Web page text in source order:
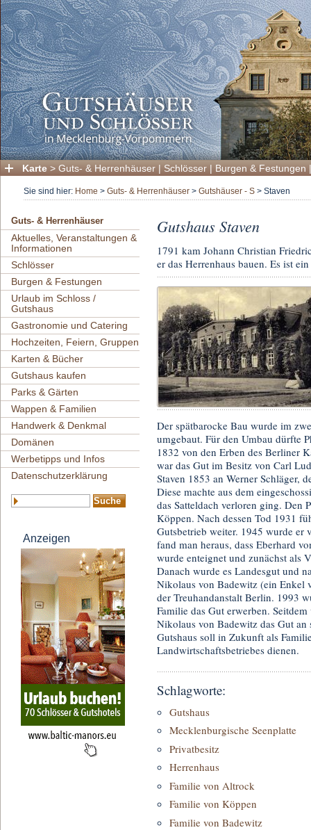
Karte > Guts- & Herrenhäuser | Schlösser | Burgen & Festungen
Sie sind hier: Home > Guts- & Herrenhäuser > Gutshäuser - S > Staven
Guts- & Herrenhäuser
Aktuelles, Veranstaltungen &
Informationen
Schlösser
Burgen & Festungen
Urlaub im Schloss /
Gutshaus
Gastronomie und Catering
Hochzeiten, Feiern, Gruppen
Karten & Bücher
Gutshaus kaufen
Parks & Gärten
Wappen & Familien
Handwerk & Denkmal
Domänen
Werbetipps und Infos
Datenschutzerklärung
Anzeigen
Gutshaus Staven
1791 kam Johann Christian
er das Herrenhaus bauen. Es ist
Der spätbarocke Bau wurde im
umgebaut. Für den Umbau dürfte
1832 von den Erben des Berliner
war das Gut im Besitz von Carl
Staven 1853 an Werner Schläger,
Diese machte aus dem
das Satteldach verloren ging. Den
Köppen. Nach dessen Tod 1931
Gutsbetrieb weiter. 1945 wurde er
fand man heraus, dass Eberhard
wurde enteignet und zunächst als
Danach wurde es Landesgut und
Nikolaus von Badewitz (ein Enkel
der Treuhandanstalt Berlin. 1993
Familie das Gut erwerben.
Nikolaus von Badewitz das Gut an
Gutshaus soll in Zukunft als
Landwirtschaftsbetriebes dienen.
Schlagworte:
Gutshaus
Mecklenburgische Seenplatte
Privatbesitz
Herrenhaus
Familie von Altrock
Familie von Köppen
Familie von Badewitz